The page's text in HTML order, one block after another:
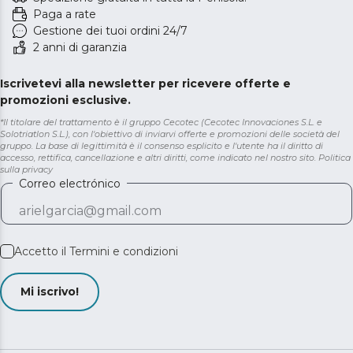
Paga a rate
Gestione dei tuoi ordini 24/7
2 anni di garanzia
Iscrivetevi alla newsletter per ricevere offerte e
promozioni esclusive.
*Il titolare del trattamento è il gruppo Cecotec (Cecotec Innovaciones S.L. e
Solotriatlon S.L.), con l'obiettivo di inviarvi offerte e promozioni delle società del
gruppo. La base di legittimità è il consenso esplicito e l'utente ha il diritto di
accesso, rettifica, cancellazione e altri diritti, come indicato nel nostro sito. Politica
sulla privacy
Correo electrónico
Accetto il Termini e condizioni
Mi iscrivo!